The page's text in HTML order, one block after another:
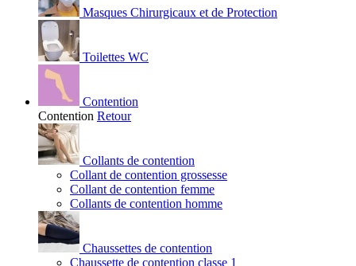
Masques Chirurgicaux et de Protection
Toilettes WC
Contention
Contention Retour
Collants de contention
Collant de contention grossesse
Collant de contention femme
Collants de contention homme
Chaussettes de contention
Chaussette de contention classe 1